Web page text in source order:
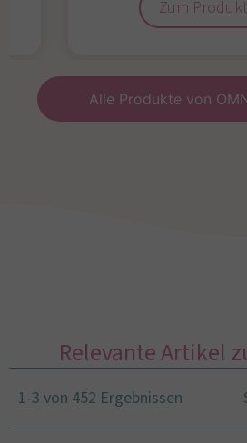
Zum Produkt
Alle Produkte von
Relevante Artikel
1-3 von 452 Ergebnissen